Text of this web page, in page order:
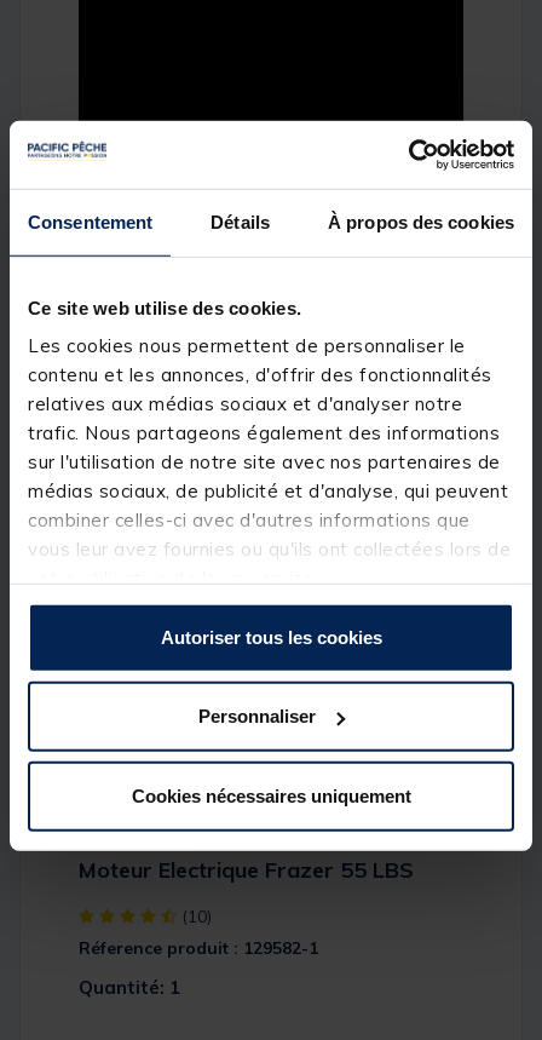
Consentement Détails À propos des cookies
Ce site web utilise des cookies.
Les cookies nous permettent de personnaliser le
contenu et les annonces, d'offrir des fonctionnalités
relatives aux médias sociaux et d'analyser notre
trafic. Nous partageons également des informations
sur l'utilisation de notre site avec nos partenaires de
médias sociaux, de publicité et d'analyse, qui peuvent
combiner celles-ci avec d'autres informations que
vous leur avez fournies ou qu'ils ont collectées lors de
Autoriser tous les cookies
Personnaliser
Cookies nécessaires uniquement
Moteur Electrique Frazer 55 LBS
[object Object] out of 5 Customer Rating
(10)
Réference produit : 129582-1
Quantité: 1